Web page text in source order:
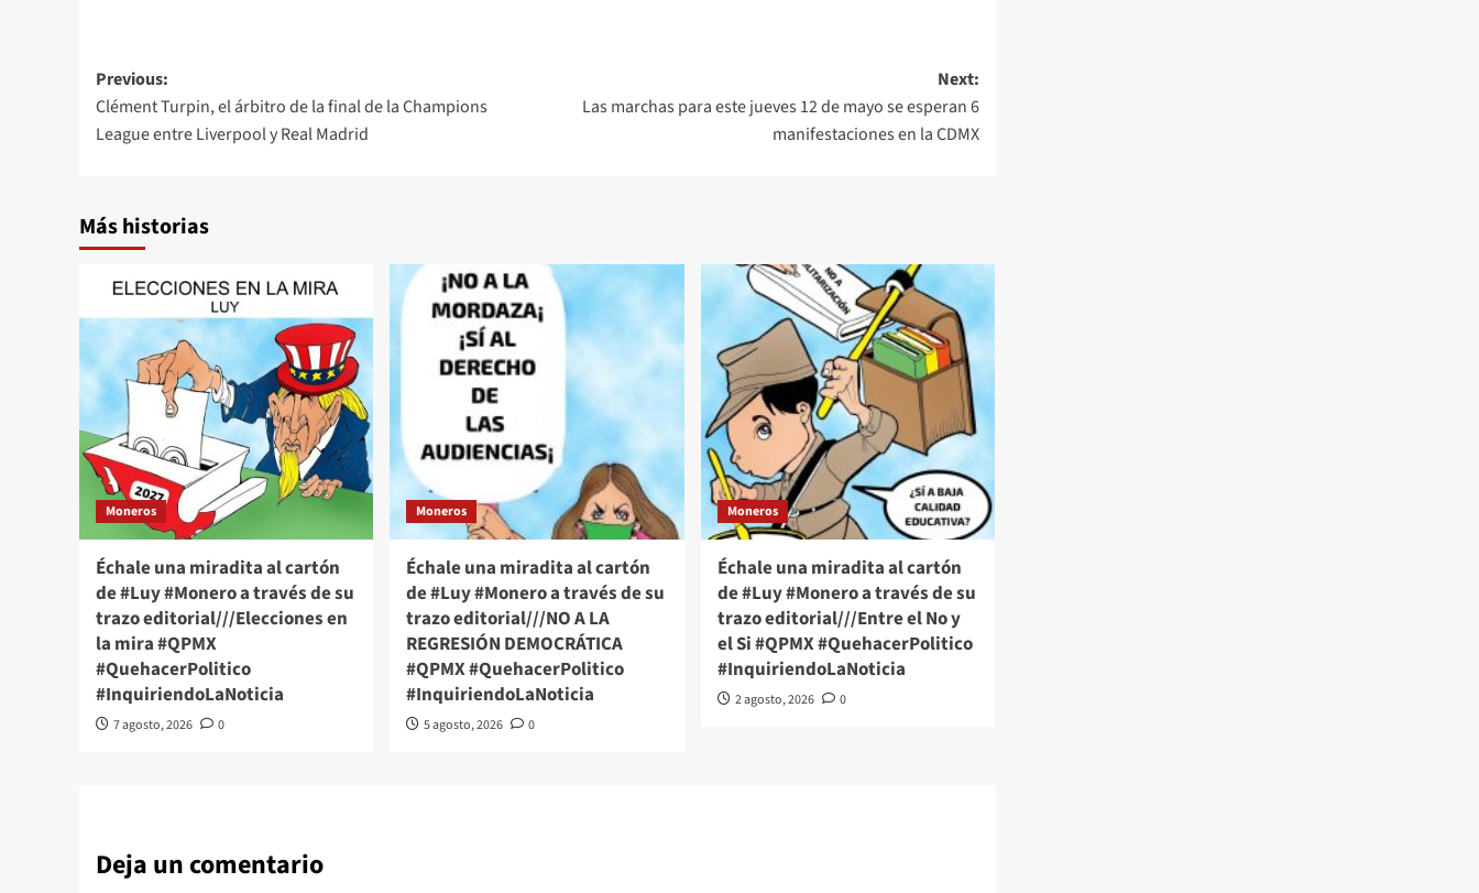
Post
navigation
Previous:
Clément Turpin, el árbitro de la final de la Champions
League entre Liverpool y Real Madrid
Next:
Las marchas para este jueves 12 de mayo se esperan 6
manifestaciones en la CDMX
Más historias
Moneros
Échale una miradita al cartón
de #Luy #Monero a través de su
trazo editorial///Elecciones en
la mira #QPMX
#QuehacerPolitico
#InquiriendoLaNoticia
7 agosto, 2026 0
Moneros
Échale una miradita al cartón
de #Luy #Monero a través de su
trazo editorial///NO A LA
REGRESIÓN DEMOCRÁTICA
#QPMX #QuehacerPolitico
#InquiriendoLaNoticia
5 agosto, 2026 0
Moneros
Échale una miradita al cartón
de #Luy #Monero a través de su
trazo editorial///Entre el No y
el Si #QPMX #QuehacerPolitico
#InquiriendoLaNoticia
2 agosto, 2026 0
Deja un comentario